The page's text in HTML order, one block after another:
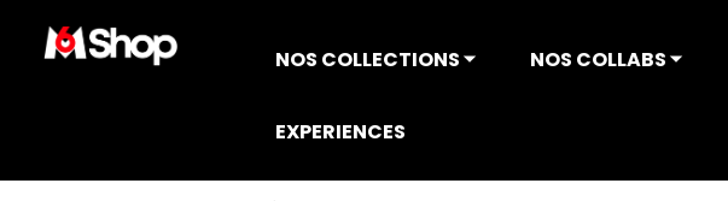
NOS COLLECTIONS ⏷ NOS COLLABS ⏷
EXPERIENCES